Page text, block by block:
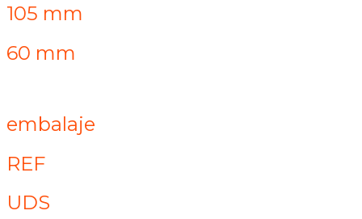
105 mm
60 mm
embalaje
REF
UDS